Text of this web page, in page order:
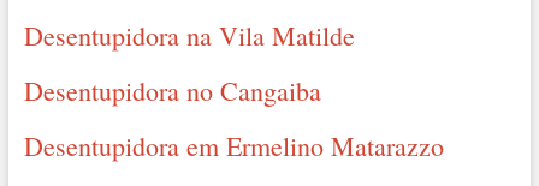
Desentupidora na Vila Matilde
Desentupidora no Cangaiba
Desentupidora em Ermelino Matarazzo